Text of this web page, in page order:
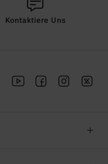
Kontaktiere Uns